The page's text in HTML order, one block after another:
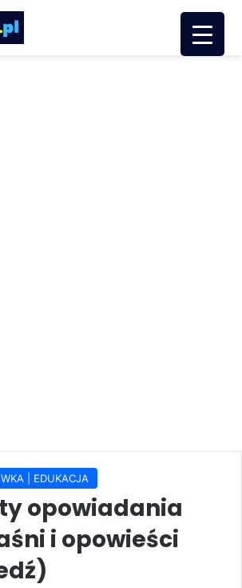
| EDUKACJA
opowiadania
i opowieści